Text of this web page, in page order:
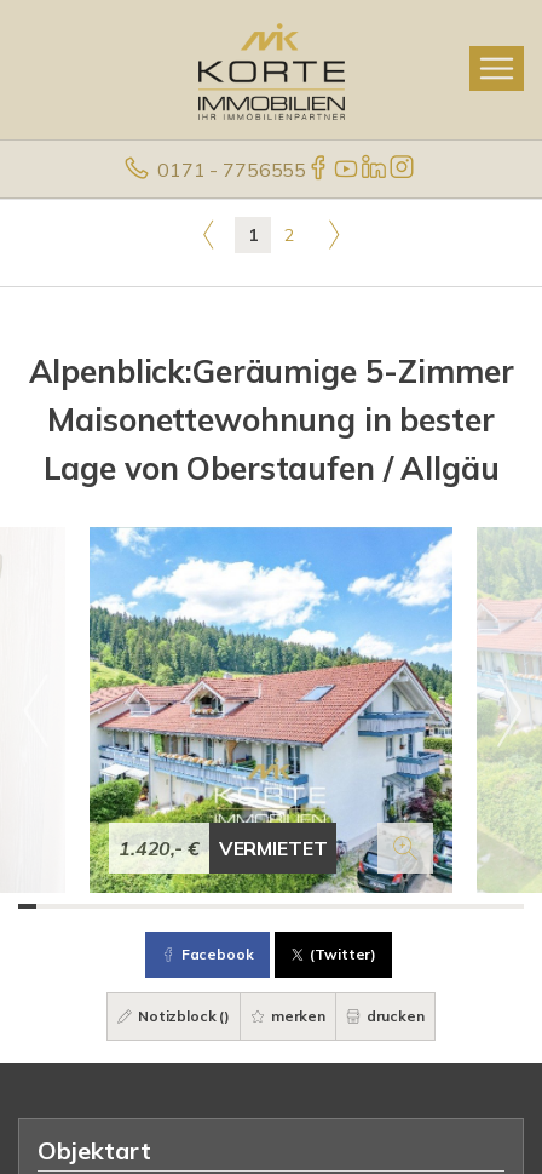
0171 - 7756555
1 2
Alpenblick:Geräumige 5-Zimmer
Maisonettewohnung in bester
Lage von Oberstaufen / Allgäu
1.420,- € VERMIETET
Facebook (Twitter)
Notizblock () merken drucken
Objektart